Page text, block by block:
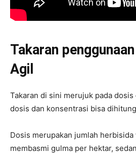
Takaran
Agil
Takaran di sini merujuk pada
dosis dan konsentrasi bisa
Dosis merupakan jumlah
membasmi gulma per hektar,